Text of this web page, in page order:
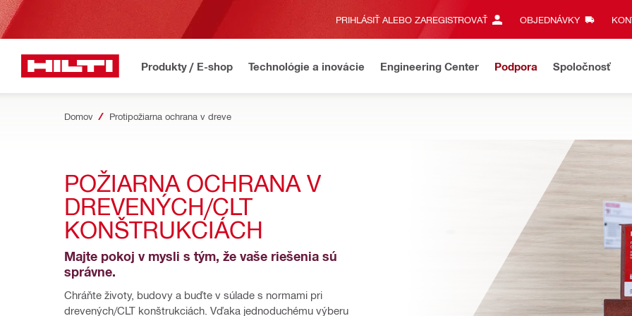
PRIHLÁSIŤ ALEBO ZAREGISTROVAŤ OBJEDNÁVKY
Produkty / E-shop Technológie a inovácie Engineering Center Podpora Spoločnosť
Domov Protipožiarna ochrana v dreve
POŽIARNA OCHRANA V
DREVENÝCH/CLT
KONŠTRUKCIÁCH
Majte pokoj v mysli s tým, že vaše riešenia sú
správne.
Chráňte životy, budovy a buďte v súlade s normami pri
drevených/CLT konštrukciách. Vďaka jednoduchému výberu